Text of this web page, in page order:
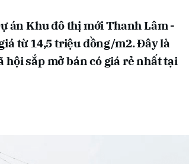
án Khu đô thị mới Thanh Lâm -
từ 14,5 triệu đồng/m2. Đây là
sắp mở bán có giá rẻ nhất tại